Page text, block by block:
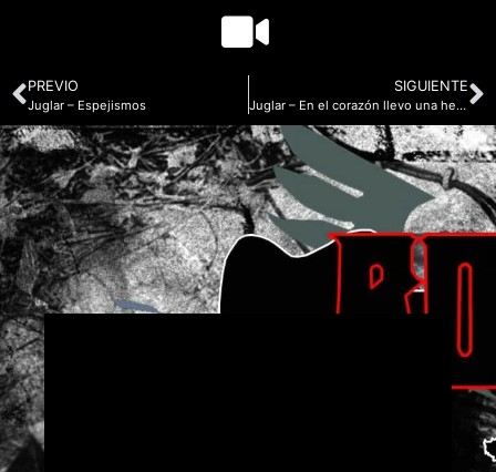
PREVIO
Juglar – Espejismos
SIGUIENTE
Juglar – En el corazón llevo una herida